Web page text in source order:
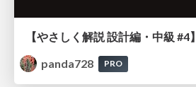
panda728
PRO